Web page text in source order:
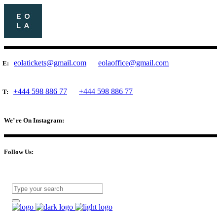
E: eolatickets@gmail.com eolaoffice@gmail.com
T: +444 598 886 77 +444 598 886 77
We’ re On Instagram:
Follow Us: